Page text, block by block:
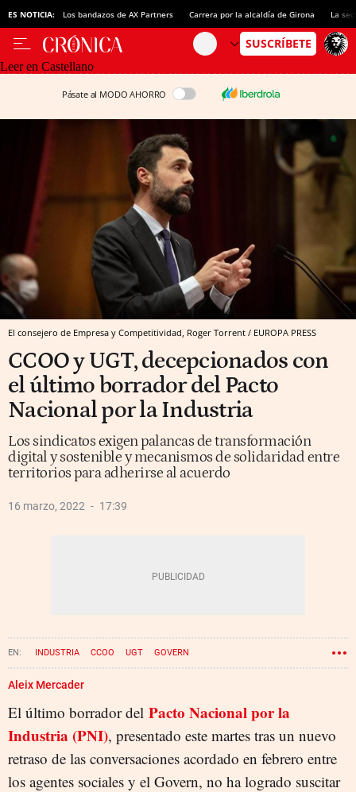
ES NOTICIA: Los bandazos de AX Partners Carrera por la alcaldía de Girona La
Leer en Castellano
Pásate al MODO AHORRO
El consejero de Empresa y Competitividad, Roger Torrent / EUROPA PRESS
CCOO y UGT, decepcionados con
el último borrador del Pacto
Nacional por la Industria
Los sindicatos exigen palancas de transformación
digital y sostenible y mecanismos de solidaridad entre
territorios para adherirse al acuerdo
16 marzo, 2022 17:39
INDUSTRIA CCOO UGT GOVERN
PACTO NACIONAL POR LA INDÚSTRIA
Aleix Mercader
El último borrador del Pacto Nacional por la
Industria (PNI), presentado este martes tras un nuevo
retraso de las conversaciones acordado en febrero entre
los agentes sociales y el Govern, no ha logrado suscitar